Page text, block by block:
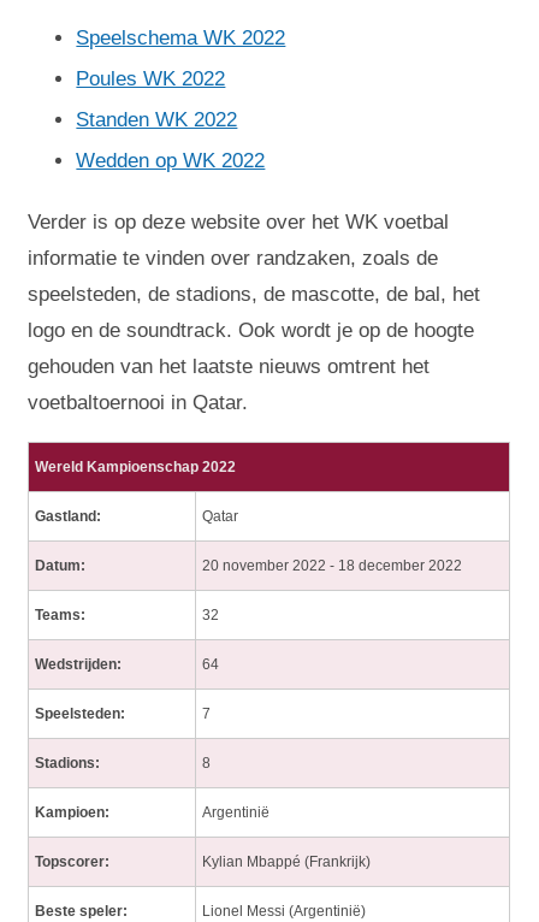
Speelschema WK 2022
Poules WK 2022
Standen WK 2022
Wedden op WK 2022
Verder is op deze website over het WK voetbal
informatie te vinden over randzaken, zoals de
speelsteden, de stadions, de mascotte, de bal, het
logo en de soundtrack. Ook wordt je op de hoogte
gehouden van het laatste nieuws omtrent het
voetbaltoernooi in Qatar.
Wereld Kampioenschap 2022
Gastland: Qatar
Datum: 20 november 2022 - 18 december 2022
Teams: 32
Wedstrijden: 64
Speelsteden: 7
Stadions: 8
Kampioen: Argentinië
Topscorer: Kylian Mbappé (Frankrijk)
Beste speler: Lionel Messi (Argentinië)